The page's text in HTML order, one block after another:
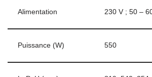
Alimentation 230 V ; 50 –
Puissance (W) 550